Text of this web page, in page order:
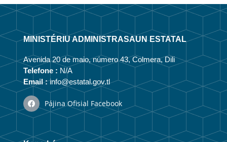
MINISTÉRIU ADMINISTRASAUN ESTATAL
Avenida 20 de maio, número 43, Colmera, Dili
Telefone : N/A
Email :info@estatal.gov.tl
Pájina Ofisial Facebook